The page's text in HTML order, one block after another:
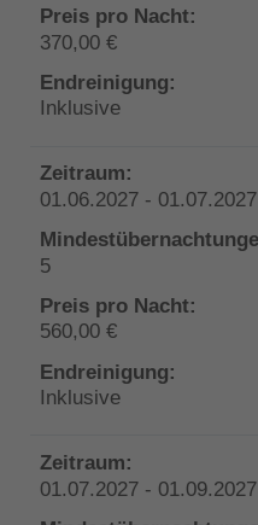
370,00 €
Inklusive
01.06.2027 - 01.07.2027
5
560,00 €
Inklusive
01.07.2027 - 01.09.2027